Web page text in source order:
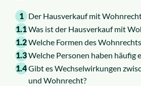
1 Der Hausverkauf mit
1.1Was ist der Hausverkauf mit
1.2Welche Formen des
1.3Welche Personen haben häufig
1.4Gibt es Wechselwirkungen
und Wohnrecht?